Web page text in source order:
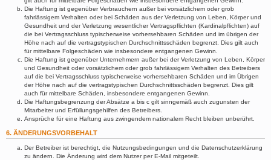
Die Haftung ist gegenüber Verbrauchern außer bei vorsätzlichem oder grob
fahrlässigem Verhalten oder bei Schäden aus der Verletzung von Leben, Körper und
Gesundheit und der Verletzung wesentlicher Vertragspflichten (Kardinalpflichten) auf
die bei Vertragsschluss typischerweise vorhersehbaren Schäden und im übrigen der
Höhe nach auf die vertragstypischen Durchschnittsschäden begrenzt. Dies gilt auch
für mittelbare Folgeschäden wie insbesondere entgangenen Gewinn.
Die Haftung ist gegenüber Unternehmern außer bei der Verletzung von Leben, Körper
und Gesundheit oder vorsätzlichem oder grob fahrlässigem Verhalten des Betreibers
auf die bei Vertragsschluss typischerweise vorhersehbaren Schäden und im Übrigen
der Höhe nach auf die vertragstypischen Durchschnittsschäden begrenzt. Dies gilt
auch für mittelbare Schäden, insbesondere entgangenen Gewinn.
Die Haftungsbegrenzung der Absätze a bis c gilt sinngemäß auch zugunsten der
Mitarbeiter und Erfüllungsgehilfen des Betreibers.
Ansprüche für eine Haftung aus zwingendem nationalem Recht bleiben unberührt.
6. ÄNDERUNGSVORBEHALT
Der Betreiber ist berechtigt, die Nutzungsbedingungen und die Datenschutzerklärung
zu ändern. Die Änderung wird dem Nutzer per E-Mail mitgeteilt.